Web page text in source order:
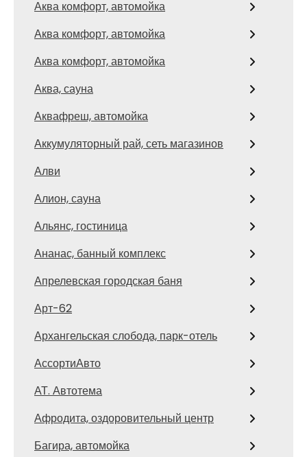
Аква комфорт, автомойка
Аква комфорт, автомойка
Аква комфорт, автомойка
Аква, сауна
Аквафреш, автомойка
Аккумуляторный рай, сеть магазинов
Алви
Алион, сауна
Альянс, гостиница
Ананас, банный комплекс
Апрелевская городская баня
Арт-62
Архангельская слобода, парк-отель
АссортиАвто
АТ. Автотема
Афродита, оздоровительный центр
Багира, автомойка